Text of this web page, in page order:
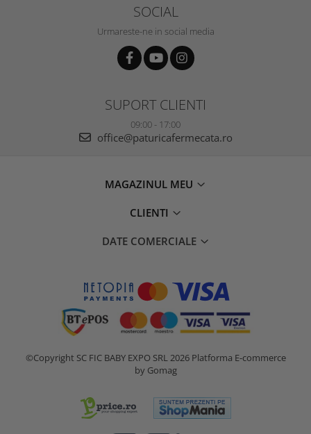
SOCIAL
Urmareste-ne in social media
SUPORT CLIENTI
09:00 - 17:00
office@paturicafermecata.ro
MAGAZINUL MEU
CLIENTI
DATE COMERCIALE
©Copyright SC FIC BABY EXPO SRL 2026 Platforma E-commerce
by Gomag